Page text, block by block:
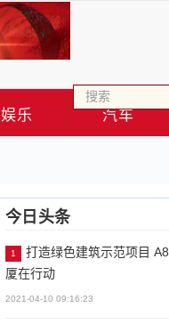
娱乐 汽车
今日头条
1
打造绿色建筑示范项目
厦在行动
2021-04-10 09:16:23